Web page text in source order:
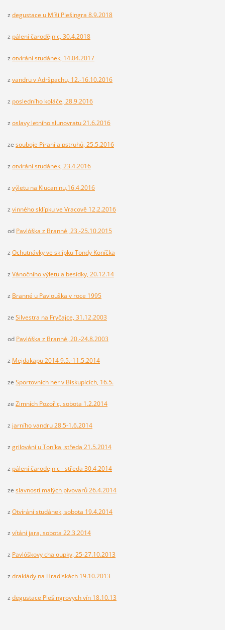
z degustace u Míši Plešingra 8.9.2018
z pálení čarodějnic, 30.4.2018
z otvírání studánek, 14.04.2017
z vandru v Adršpachu, 12.-16.10.2016
z posledního koláče, 28.9.2016
z oslavy letního slunovratu 21.6.2016
ze souboje Piraní a pstruhů, 25.5.2016
z otvírání studánek, 23.4.2016
z výletu na Klucaninu,16.4.2016
z vinného sklípku ve Vracově 12.2.2016
od Pavlóška z Branné, 23.-25.10.2015
z Ochutnávky ve sklípku Tondy Koníčka
z Vánočního výletu a besídky, 20.12.14
z Branné u Pavlouška v roce 1995
ze Silvestra na Fryčajce, 31.12.2003
od Pavlóška z Branné, 20.-24.8.2003
z Mejdakapu 2014 9.5.-11.5.2014
ze Sportovních her v Biskupicích, 16.5.
ze Zimních Pozořic, sobota 1.2.2014
z jarního vandru 28.5-1.6.2014
z grilování u Toníka, středa 21.5.2014
z pálení čarodejnic - středa 30.4.2014
ze slavností malých pivovarů 26.4.2014
z Otvírání studánek, sobota 19.4.2014
z vítání jara, sobota 22.3.2014
z Pavlóškovy chaloupky, 25-27.10.2013
z drakiády na Hradiskách 19.10.2013
z degustace Plešingrovych vín 18.10.13